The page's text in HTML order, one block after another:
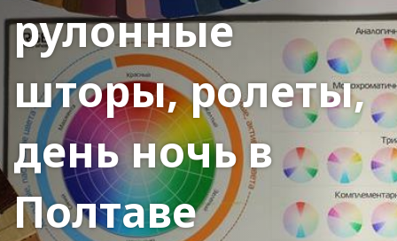
рулонные
шторы, ролеты,
день ночь в
Полтаве